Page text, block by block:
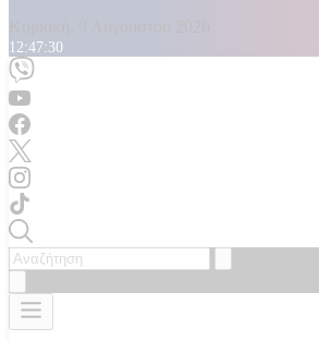
12:47:31